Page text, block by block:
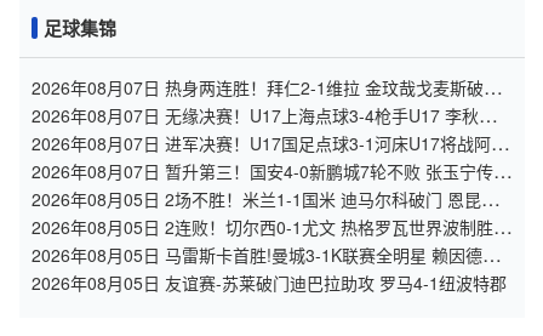
足球集锦
2026年08月07日 热身两连胜！拜仁2-1维拉 金玟哉戈麦斯破门
迪亚斯替补建功
2026年08月07日 无缘决赛！U17上海点球3-4枪手U17 李秋甫、
李文博失点王启戎扑点
2026年08月07日 进军决赛！U17国足点球3-1河床U17将战阿森
纳 江宇涵替补两扑点
2026年08月07日 暂升第三！国安4-0新鹏城7轮不败 张玉宁传射
达万双响法比奥破门
2026年08月05日 2场不胜！米兰1-1国米 迪马尔科破门 恩昆库
造点+点射拉莫斯登场
2026年08月05日 2连败！切尔西0-1尤文 热格罗瓦世界波制胜穆
德里克时隔614天复出
2026年08月05日 马雷斯卡首胜!曼城3-1K联赛全明星 赖因德斯
努里破门塞梅尼奥助攻
2026年08月05日 友谊赛-苏莱破门迪巴拉助攻 罗马4-1纽波特郡